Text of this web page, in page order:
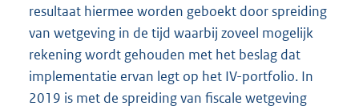
resultaat hiermee worden geboekt door spreiding
van wetgeving in de tijd waarbij zoveel mogelijk
rekening wordt gehouden met het beslag dat
implementatie ervan legt op het IV-portfolio. In
2019 is met de spreiding van fiscale wetgeving